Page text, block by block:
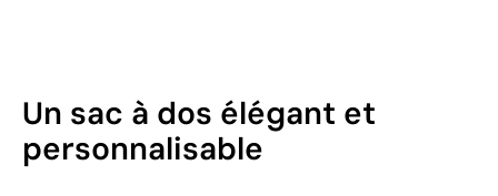
Un sac à dos élégant et
personnalisable